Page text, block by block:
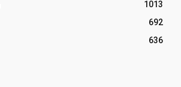
1013
692
636